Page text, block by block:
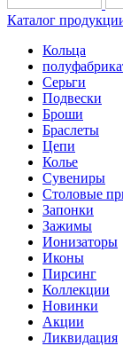
Каталог
Кольца
Серьги
Подвески
Броши
Браслеты
Цепи
Колье
Сувениры
Столовые
Запонки
Зажимы
Ионизаторы
Иконы
Пирсинг
Коллекции
Новинки
Акции
Ликвидация